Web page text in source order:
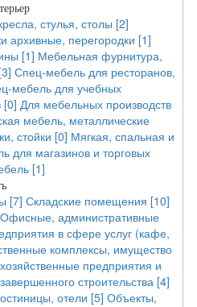
стулья, столы [2]
перегородки [1]
[1] Мебельная фурнитура,
Спец-мебель для ресторанов,
мебель для учебных
[0] Для мебельных производств
мебель, металлические
стойки [0] Мягкая, спальная и
для магазинов и торговых
[1]
[7] Складские помещения [10]
Офисные, административные
в сфере услуг (кафе,
комплексы, имущество
предприятия и
строительства [4]
отели [5] Объекты,